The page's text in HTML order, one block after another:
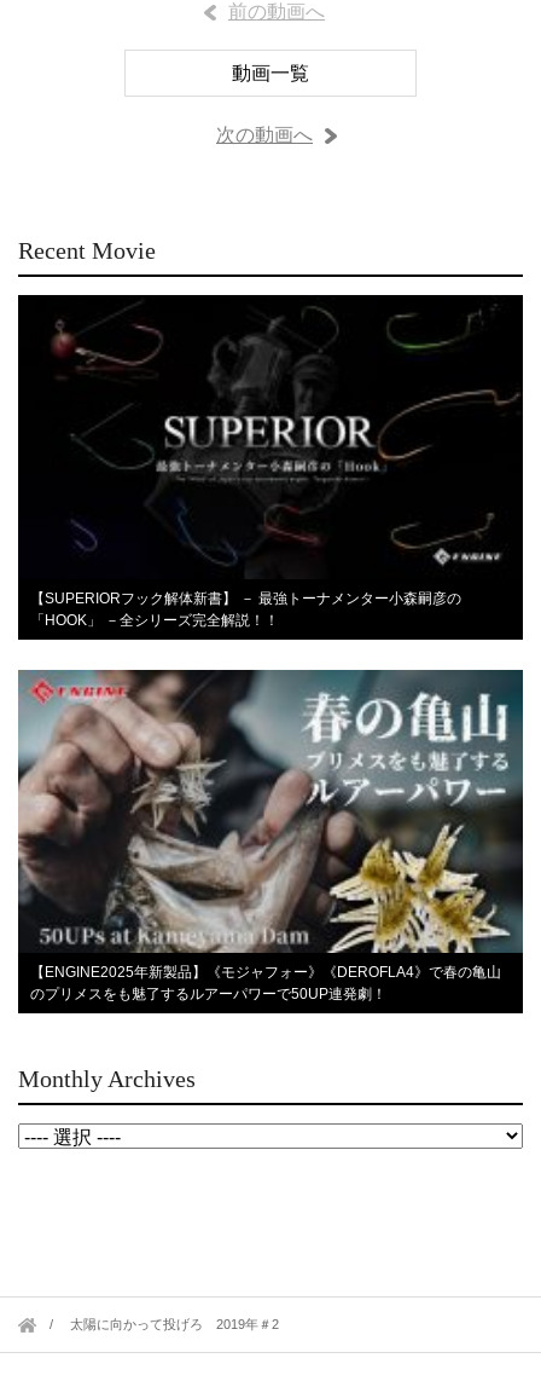
前の動画へ
動画一覧
次の動画へ
Recent Movie
【SUPERIORフック解体新書】 － 最強トーナメンター小森嗣彦の
「HOOK」 －全シリーズ完全解説！！
【ENGINE2025年新製品】《モジャフォー》《DEROFLA4》で春の亀山
のプリメスをも魅了するルアーパワーで50UP連発劇！
Monthly Archives
太陽に向かって投げろ 2019年＃2